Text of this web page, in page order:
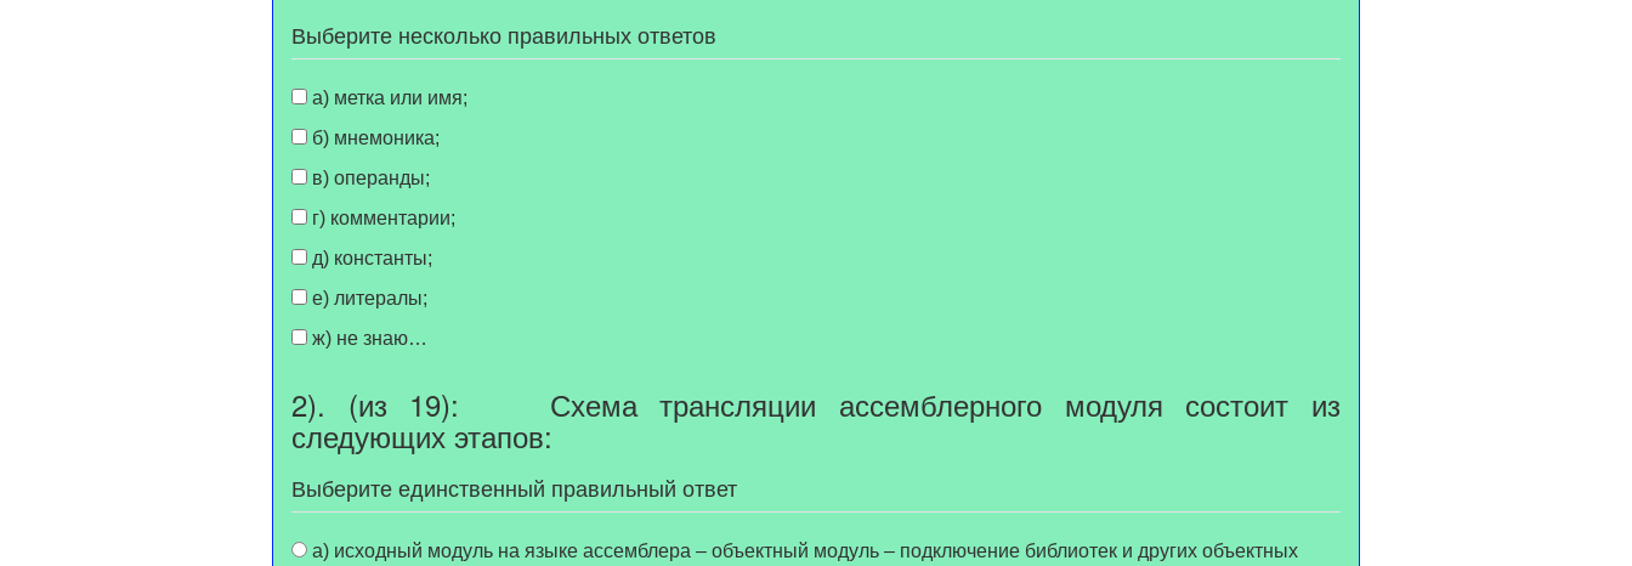
Выберите несколько правильных ответов
а) метка или имя;
б) мнемоника;
в) операнды;
г) комментарии;
д) константы;
е) литералы;
ж) не знаю…
2). (из 19): Схема трансляции ассемблерного модуля состоит из
следующих этапов:
Выберите единственный правильный ответ